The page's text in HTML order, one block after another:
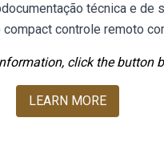
técnica e de
compact controle remoto
click the button
LEARN MORE